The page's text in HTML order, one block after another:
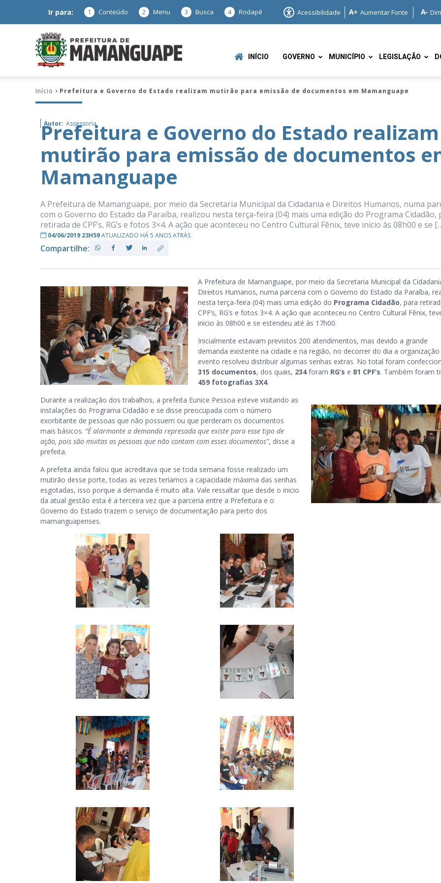
Ir para: 1 Conteúdo 2 Menu 3 Busca 4 Rodapé Acessibilidade Aumentar Fonte
Mamanguape
–
INÍCIO GOVERNO MUNICÍPIO LEGISLAÇÃO
Início Prefeitura e Governo do Estado realizam mutirão para emissão de documentos em Mamanguape
Autor: Assessoria
Prefeitura e Governo do Estado realizam
mutirão para emissão de documentos
Mamanguape
A Prefeitura de Mamanguape, por meio da Secretaria Municipal da Cidadania e Direitos Humanos, numa
com o Governo do Estado da Paraíba, realizou nesta terça-feira (04) mais uma edição do Programa Cidadão,
retirada de CPF’s, RG’s e fotos 3×4. A ação que aconteceu no Centro Cultural Fênix, teve inicio às 08h00 e se
04/06/2019 23H59ATUALIZADO HÁ 5 ANOS ATRÁS
Compartilhe:
A Prefeitura de Mamanguape, por meio da Secretaria Municipal da
Direitos Humanos, numa parceria com o Governo do Estado da Paraíba,
nesta terça-feira (04) mais uma edição do Programa Cidadão, para
CPF’s, RG’s e fotos 3×4. A ação que aconteceu no Centro Cultural Fênix,
inicio às 08h00 e se estendeu até às 17h00.
Inicialmente estavam previstos 200 atendimentos, mas devido a grande
demanda existente na cidade e na região, no decorrer do dia a
evento resolveu distribuir algumas senhas extras. No total foram
315 documentos, dos quais, 234foram RG’s e 81 CPF’s. Também foram
459 fotografias 3X4.
Durante a realização dos trabalhos, a prefeita Eunice Pessoa esteve visitando as
instalações do Programa Cidadão e se disse preocupada com o número
exorbitante de pessoas que não possuem ou que perderam os documentos
mais básicos. “É alarmante a demanda represada que existe para esse tipo de
ação, pois são muitas as pessoas que não contam com esses documentos”, disse a
prefeita.
A prefeita ainda falou que acreditava que se toda semana fosse realizado um
mutirão desse porte, todas as vezes teríamos a capacidade máxima das senhas
esgotadas, isso porque a demanda é muito alta. Vale ressaltar que desde o inicio
da atual gestão esta é a terceira vez que a parceria entre a Prefeitura e o
Governo do Estado trazem o serviço de documentação para perto dos
mamanguapenses.